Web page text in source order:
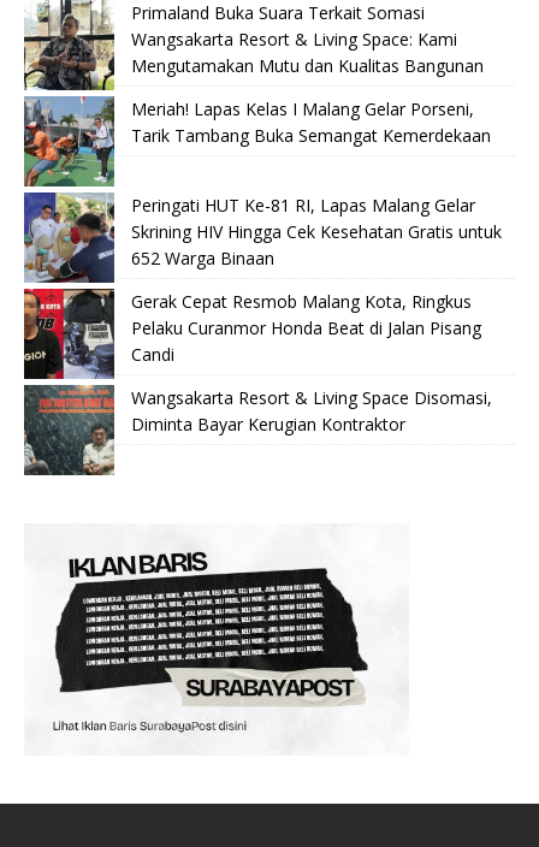
Primaland Buka Suara Terkait Somasi
Wangsakarta Resort & Living Space: Kami
Mengutamakan Mutu dan Kualitas Bangunan
Meriah! Lapas Kelas I Malang Gelar Porseni,
Tarik Tambang Buka Semangat Kemerdekaan
Peringati HUT Ke-81 RI, Lapas Malang Gelar
Skrining HIV Hingga Cek Kesehatan Gratis untuk
652 Warga Binaan
Gerak Cepat Resmob Malang Kota, Ringkus
Pelaku Curanmor Honda Beat di Jalan Pisang
Candi
Wangsakarta Resort & Living Space Disomasi,
Diminta Bayar Kerugian Kontraktor